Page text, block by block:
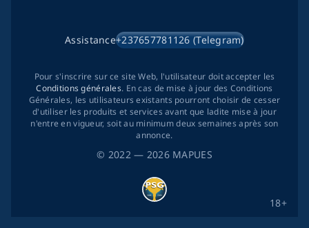
© 2022— 2026 MAPUES
Assistance+237657781126 (Telegram)
18+
Pour s'inscrire sur ce site Web, l'utilisateur doit accepter les
Conditions générales. En cas de mise à jour des Conditions
Générales, les utilisateurs existants pourront choisir de cesser
d'utiliser les produits et services avant que ladite mise à jour
n'entre en vigueur, soit au minimum deux semaines après son
annonce.